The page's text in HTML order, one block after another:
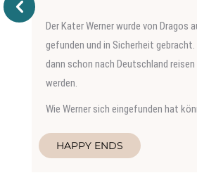
Der Kater Werner wurde von Dragos
gefunden und in Sicherheit
dann schon nach Deutschland reisen
werden.
Wie Werner sich eingefunden hat
HAPPY ENDS